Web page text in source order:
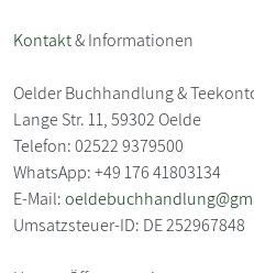
Kontakt& Informationen
Oelder Buchhandlung &
Lange Str. 11, 59302 Oelde
Telefon: 02522 9379500
WhatsApp: +49 176 41803134
E-Mail:
Umsatzsteuer-ID: DE 252967848